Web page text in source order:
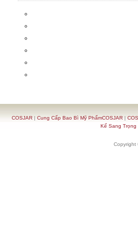
COSJAR| Cung Cấp Bao Bì Mỹ PhẩmCOSJAR|
Kế Sang Trọng
Copyright